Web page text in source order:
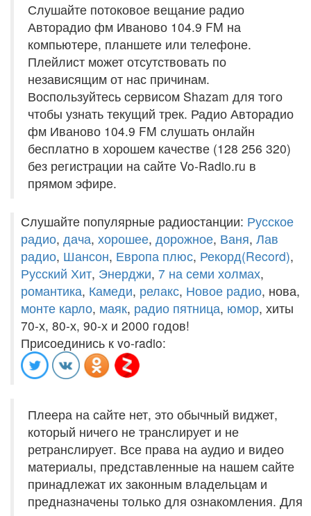
Слушайте потоковое вещание радио
Авторадио фм Иваново 104.9 FM на
компьютере, планшете или телефоне.
Плейлист может отсутствовать по
независящим от нас причинам.
Воспользуйтесь сервисом Shazam для того
чтобы узнать текущий трек. Радио Авторадио
фм Иваново 104.9 FM слушать онлайн
бесплатно в хорошем качестве (128 256 320)
без регистрации на сайте Vo-Radio.ru в
прямом эфире.
Слушайте популярные радиостанции: Русское
радио, дача, хорошее, дорожное, Ваня, Лав
радио, Шансон, Европа плюс, Рекорд(Record),
Русский Хит, Энерджи, 7 на семи холмах,
романтика, Камеди, релакс, Новое радио, нова,
монте карло, маяк, радио пятница, юмор, хиты
70-х, 80-х, 90-х и 2000 годов!
Присоединись к vo-radio:
Плеера на сайте нет, это обычный виджет,
который ничего не транслирует и не
ретранслирует. Все права на аудио и видео
материалы, представленные на нашем сайте
принадлежат их законным владельцам и
предназначены только для ознакомления. Для